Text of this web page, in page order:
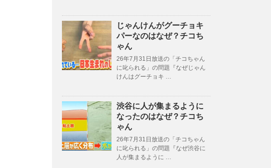
じゃんけんがグーチョキ
パーなのはなぜ？チコち
ゃん
26年7月31日放送の「チコちゃん
に叱られる」の問題『なぜじゃん
けんはグーチョキ …
渋谷に人が集まるように
なったのはなぜ？チコち
ゃん
26年7月31日放送の「チコちゃん
に叱られる」の問題『なぜ渋谷に
人が集まるように …